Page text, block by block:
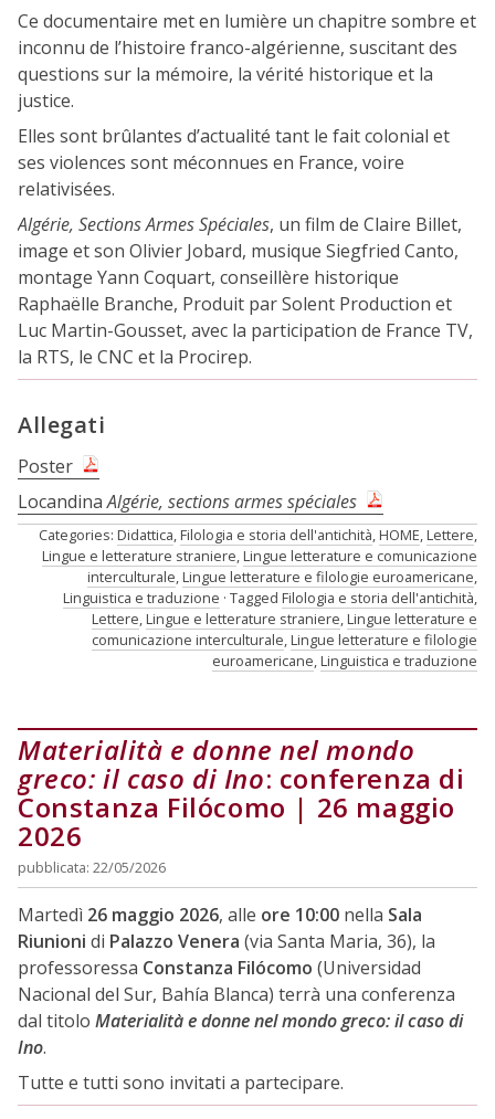
Ce documentaire met en lumière un chapitre sombre et
inconnu de l’histoire franco-algérienne, suscitant des
questions sur la mémoire, la vérité historique et la
justice.
Elles sont brûlantes d’actualité tant le fait colonial et
ses violences sont méconnues en France, voire
relativisées.
Algérie, Sections Armes Spéciales, un film de Claire Billet,
image et son Olivier Jobard, musique Siegfried Canto,
montage Yann Coquart, conseillère historique
Raphaëlle Branche, Produit par Solent Production et
Luc Martin-Gousset, avec la participation de France TV,
la RTS, le CNC et la Procirep.
Allegati
Poster
LocandinaAlgérie, sections armes spéciales
Categories: Didattica,Filologia e storia dell'antichità,HOME,Lettere,
Lingue e letterature straniere,Lingue letterature e comunicazione
interculturale,Lingue letterature e filologie euroamericane,
Linguistica e traduzione Tagged Filologia e storia dell'antichità,
Lettere,Lingue e letterature straniere,Lingue letterature e
comunicazione interculturale,Lingue letterature e filologie
euroamericane,Linguistica e traduzione
Materialità e donne nel mondo
greco: il caso di Ino: conferenza di
Constanza Filócomo | 26 maggio
2026
pubblicata: 22/05/2026
Martedì 26 maggio 2026, alle ore 10:00 nella Sala
Riunioni di Palazzo Venera (via Santa Maria, 36), la
professoressa Constanza Filócomo (Universidad
Nacional del Sur, Bahía Blanca) terrà una conferenza
dal titolo Materialità e donne nel mondo greco: il caso di
Ino.
Tutte e tutti sono invitati a partecipare.